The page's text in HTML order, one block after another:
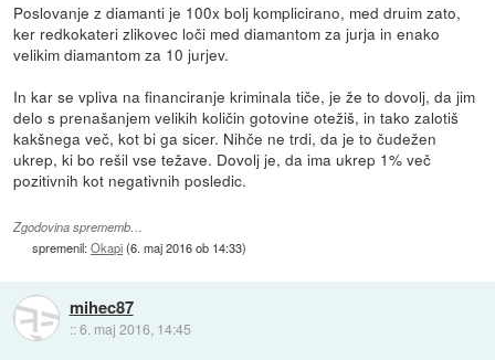
Poslovanje z diamanti je 100x bolj komplicirano, med druim zato,
ker redkokateri zlikovec loči med diamantom za jurja in enako
velikim diamantom za 10 jurjev.
In kar se vpliva na financiranje kriminala tiče, je že to dovolj, da jim
delo s prenašanjem velikih količin gotovine otežiš, in tako zalotiš
kakšnega več, kot bi ga sicer. Nihče ne trdi, da je to čudežen
ukrep, ki bo rešil vse težave. Dovolj je, da ima ukrep 1% več
pozitivnih kot negativnih posledic.
Zgodovina sprememb…
spremenil:Okapi(6. maj 2016 ob 14:33)
mihec87
::6. maj 2016, 14:45